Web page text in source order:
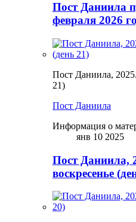
Пост Даниила
февраля 2026
Пост Даниила,
21)
Пост Даниила
Информация о
янв 10 2025
Пост Даниила,
воскресенье